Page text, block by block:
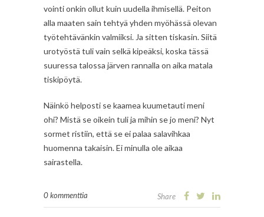
vointi onkin ollut kuin uudella ihmisellä. Peiton
alla maaten sain tehtyä yhden myöhässä olevan
työtehtävänkin valmiiksi. Ja sitten tiskasin. Siitä
urotyöstä tuli vain selkä kipeäksi, koska tässä
suuressa talossa järven rannalla on aika matala
tiskipöytä.
Näinkö helposti se kaamea kuumetauti meni
ohi? Mistä se oikein tuli ja mihin se jo meni? Nyt
sormet ristiin, että se ei palaa salavihkaa
huomenna takaisin. Ei minulla ole aikaa
sairastella.
0 kommenttia Share